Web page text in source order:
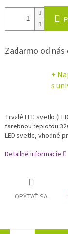
Zadarmo od
+
s
Trvalé LED svetlo
farebnou teplotou
LED svetlo, vhodné
Detailné informácie
OPÝTAŤ SA